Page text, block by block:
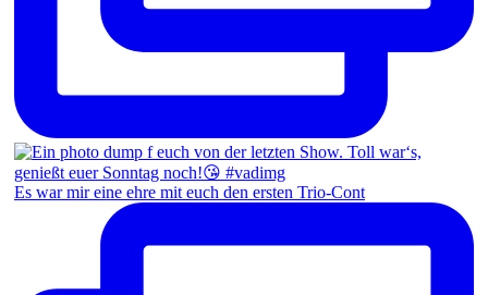
Es war mir eine ehre mit euch den ersten Trio-Cont